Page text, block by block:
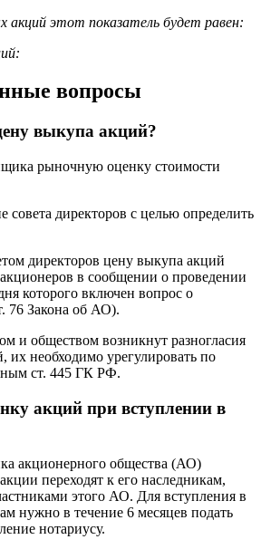
акций этот показатель будет равен:
вопросы
выкупа акций?
рыночную оценку стоимости
совета директоров с целью определить
директоров цену выкупа акций
в сообщении о проведении
которого включен вопрос о
76 Закона об АО).
и обществом возникнут разногласия
их необходимо урегулировать по
ст. 445 ГК РФ.
акций при вступлении в
акционерного общества (АО)
переходят к его наследникам,
этого АО. Для вступления в
нужно в течение 6 месяцев подать
нотариусу.